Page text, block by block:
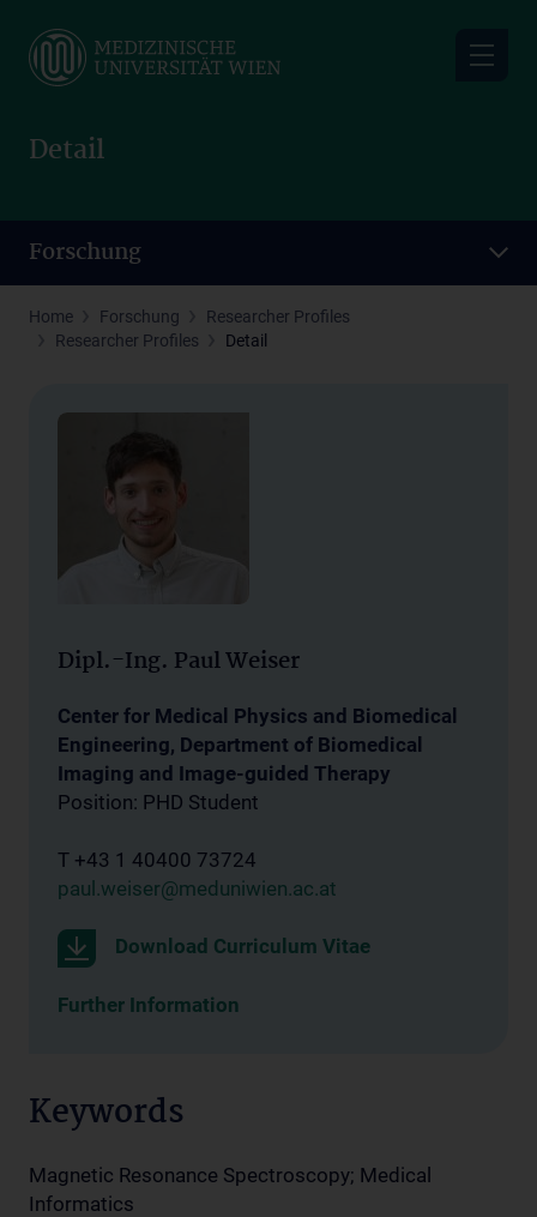
main
Detail
Forschung
Home Forschung
Researcher Profiles
Researcher Profiles
Detail
Dipl.-Ing. Paul Weiser
Center for Medical Physics and Biomedical
Engineering, Department of Biomedical
Imaging and Image-guided Therapy
Position: PHD Student
T +43 1 40400 73724
paul.weiser@meduniwien.ac.at
Download Curriculum Vitae
Further Information
Keywords
Magnetic Resonance Spectroscopy; Medical
Informatics